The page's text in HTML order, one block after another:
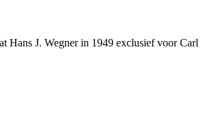
Hans J. Wegner in 1949 exclusief voor